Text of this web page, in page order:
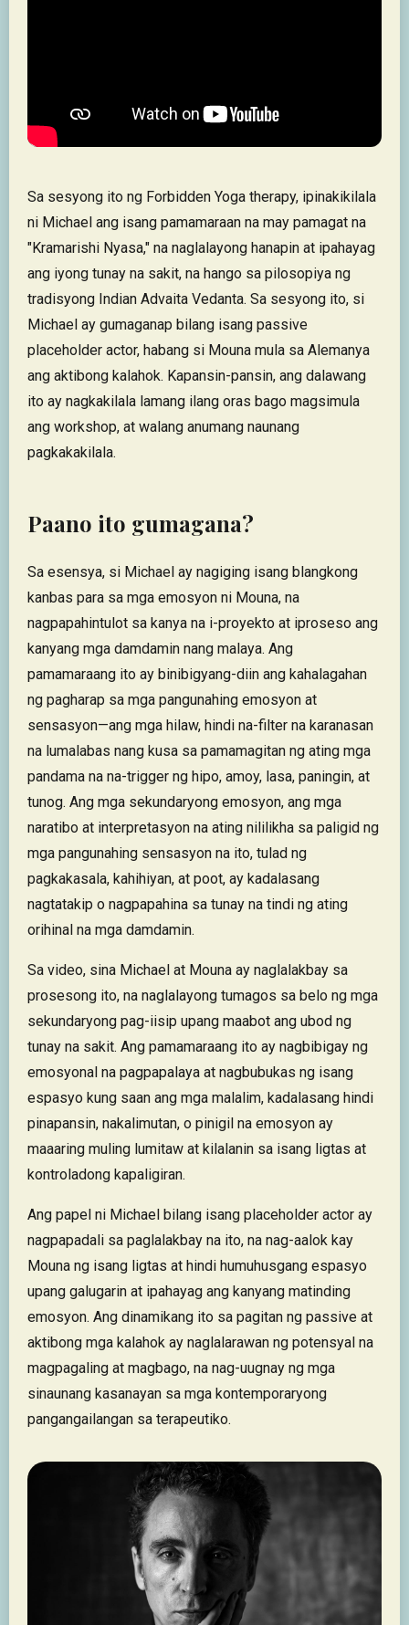
Sa sesyong ito ng Forbidden Yoga therapy, ipinakikilala
ni Michael ang isang pamamaraan na may pamagat na
"Kramarishi Nyasa," na naglalayong hanapin at ipahayag
ang iyong tunay na sakit, na hango sa pilosopiya ng
tradisyong Indian Advaita Vedanta. Sa sesyong ito, si
Michael ay gumaganap bilang isang passive
placeholder actor, habang si Mouna mula sa Alemanya
ang aktibong kalahok. Kapansin-pansin, ang dalawang
ito ay nagkakilala lamang ilang oras bago magsimula
ang workshop, at walang anumang naunang
pagkakakilala.
Paano ito gumagana?
Sa esensya, si Michael ay nagiging isang blangkong
kanbas para sa mga emosyon ni Mouna, na
nagpapahintulot sa kanya na i-proyekto at iproseso ang
kanyang mga damdamin nang malaya. Ang
pamamaraang ito ay binibigyang-diin ang kahalagahan
ng pagharap sa mga pangunahing emosyon at
sensasyon—ang mga hilaw, hindi na-filter na karanasan
na lumalabas nang kusa sa pamamagitan ng ating mga
pandama na na-trigger ng hipo, amoy, lasa, paningin, at
tunog. Ang mga sekundaryong emosyon, ang mga
naratibo at interpretasyon na ating nililikha sa paligid ng
mga pangunahing sensasyon na ito, tulad ng
pagkakasala, kahihiyan, at poot, ay kadalasang
nagtatakip o nagpapahina sa tunay na tindi ng ating
orihinal na mga damdamin.
Sa video, sina Michael at Mouna ay naglalakbay sa
prosesong ito, na naglalayong tumagos sa belo ng mga
sekundaryong pag-iisip upang maabot ang ubod ng
tunay na sakit. Ang pamamaraang ito ay nagbibigay ng
emosyonal na pagpapalaya at nagbubukas ng isang
espasyo kung saan ang mga malalim, kadalasang hindi
pinapansin, nakalimutan, o pinigil na emosyon ay
maaaring muling lumitaw at kilalanin sa isang ligtas at
kontroladong kapaligiran.
Ang papel ni Michael bilang isang placeholder actor ay
nagpapadali sa paglalakbay na ito, na nag-aalok kay
Mouna ng isang ligtas at hindi humuhusgang espasyo
upang galugarin at ipahayag ang kanyang matinding
emosyon. Ang dinamikang ito sa pagitan ng passive at
aktibong mga kalahok ay naglalarawan ng potensyal na
magpagaling at magbago, na nag-uugnay ng mga
sinaunang kasanayan sa mga kontemporaryong
pangangailangan sa terapeutiko.